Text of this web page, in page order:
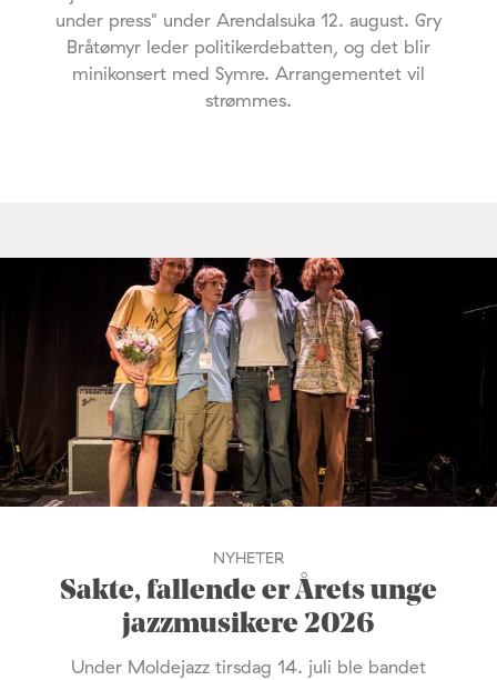
under press" under Arendalsuka 12. august. Gry
Bråtømyr leder politikerdebatten, og det blir
minikonsert med Symre. Arrangementet vil
strømmes.
NYHETER
Sakte, fallende er Årets unge
jazzmusikere 2026
Under Moldejazz tirsdag 14. juli ble bandet